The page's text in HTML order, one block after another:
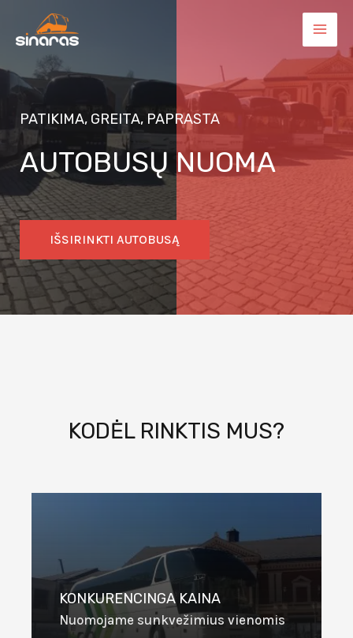
PATIKIMA, GREITA, PAPRASTA
AUTOBUSŲ NUOMA
IŠSIRINKTI AUTOBUSĄ
KODĖL RINKTIS MUS?
KONKURENCINGA KAINA
Nuomojame sunkvežimius vienomis